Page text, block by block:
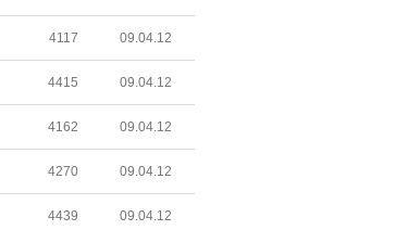
4117 09.04.12
4415 09.04.12
4162 09.04.12
4270 09.04.12
4439 09.04.12